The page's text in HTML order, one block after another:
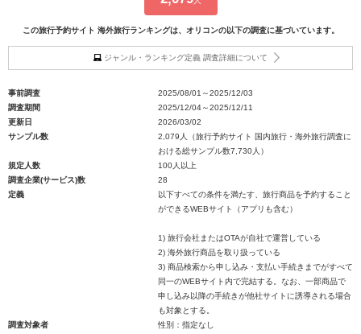
この旅行予約サイト 海外旅行ランキングは、オリコンの以下の調査に基づいています。
ジャンル・ランキング定義 調査詳細について
事前調査
2025/08/01～2025/12/03
調査期間
2025/12/04～2025/12/11
更新日
2026/03/02
サンプル数
2,079人（旅行予約サイト 国内旅行・海外旅行調査に
おける総サンプル数7,730人）
規定人数
100人以上
調査企業(サービス)数
28
定義
以下すべての条件を満たす、旅行商品を予約すること
ができるWEBサイト（アプリも含む）
1) 旅行会社またはOTAが自社で運営している
2) 海外旅行商品を取り扱っている
3) 商品検索から申し込み・支払い手続きまでがすべて
同一のWEBサイト内で完結する。なお、一部商品で
申し込み以降の手続きが他社サイトに誘導される場合
も対象とする。
調査対象者
性別：指定なし